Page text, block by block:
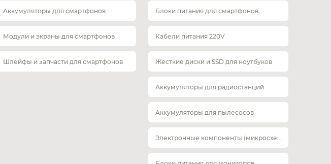
Аккумуляторы для смартфонов
Модули и экраны для смартфонов
Шлейфы и запчасти для смартфонов
Блоки питания для смартфонов
Кабели питания 220V
Жесткие диски и SSD для ноутбуков
Аккумуляторы для радиостанций
Аккумуляторы для пылесосов